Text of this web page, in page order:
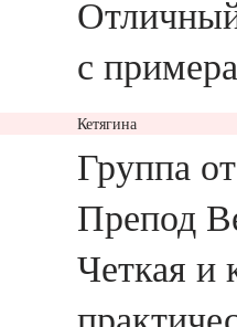
с
Кетягина
Группа
Препод
Четкая и